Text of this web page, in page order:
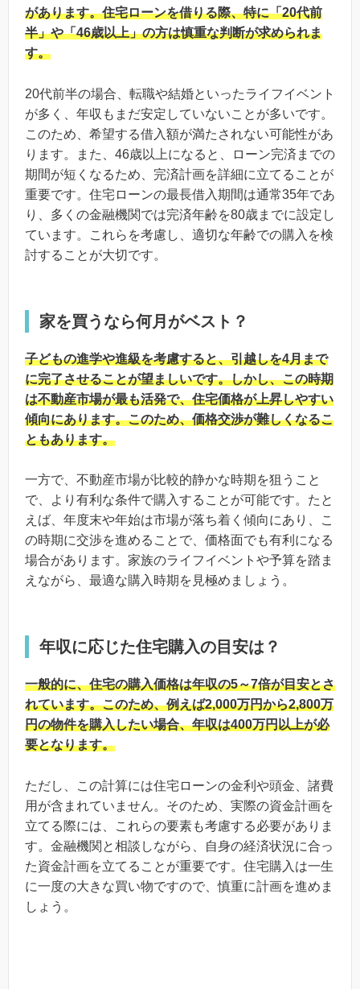
があります。住宅ローンを借りる際、特に「20代前
半」や「46歳以上」の方は慎重な判断が求められま
す。
20代前半の場合、転職や結婚といったライフイベント
が多く、年収もまだ安定していないことが多いです。
このため、希望する借入額が満たされない可能性があ
ります。また、46歳以上になると、ローン完済までの
期間が短くなるため、完済計画を詳細に立てることが
重要です。住宅ローンの最長借入期間は通常35年であ
り、多くの金融機関では完済年齢を80歳までに設定し
ています。これらを考慮し、適切な年齢での購入を検
討することが大切です。
家を買うなら何月がベスト？
子どもの進学や進級を考慮すると、引越しを4月まで
に完了させることが望ましいです。しかし、この時期
は不動産市場が最も活発で、住宅価格が上昇しやすい
傾向にあります。このため、価格交渉が難しくなるこ
ともあります。
一方で、不動産市場が比較的静かな時期を狙うこと
で、より有利な条件で購入することが可能です。たと
えば、年度末や年始は市場が落ち着く傾向にあり、こ
の時期に交渉を進めることで、価格面でも有利になる
場合があります。家族のライフイベントや予算を踏ま
えながら、最適な購入時期を見極めましょう。
年収に応じた住宅購入の目安は？
一般的に、住宅の購入価格は年収の5～7倍が目安とさ
れています。このため、例えば2,000万円から2,800万
円の物件を購入したい場合、年収は400万円以上が必
要となります。
ただし、この計算には住宅ローンの金利や頭金、諸費
用が含まれていません。そのため、実際の資金計画を
立てる際には、これらの要素も考慮する必要がありま
す。金融機関と相談しながら、自身の経済状況に合っ
た資金計画を立てることが重要です。住宅購入は一生
に一度の大きな買い物ですので、慎重に計画を進めま
しょう。